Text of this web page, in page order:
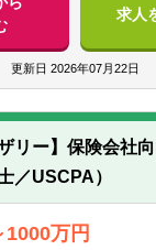
歓迎経験・スキル】
ステナビリティ領
意
境計量士、技術士
ルギー管理士等の環
境安全部門における
験
領域での修士号
力に応じ、強みを活
たします。
希望に応じて、保
ステナビリティ/ESG
バイザリー業務サス
ジメントに関するア
経験いただけます。
体的なビジネスにつ
求人
更新日 2026年07月22日
リー】保険会社
／USCPA）
万円